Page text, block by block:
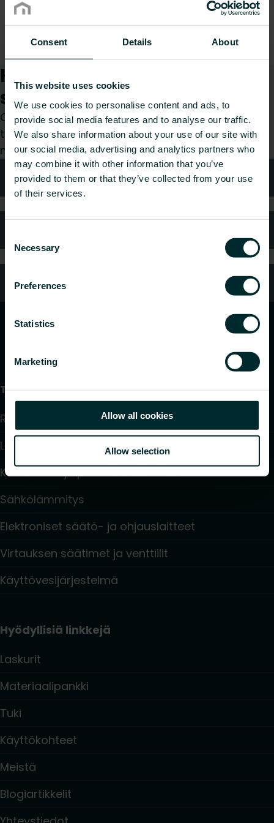
Consent Details About
This website uses cookies
We use cookies to personalise content and ads, to
provide social media features and to analyse our traffic.
We also share information about your use of our site with
our social media, advertising and analytics partners who
may combine it with other information that you’ve
provided to them or that they’ve collected from your use
of their services.
Selection
Necessary
Preferences
Statistics
Marketing
Allow all cookies
Allow selection
Kuinka voimme auttaa
sinua?
Olitpa sitten suunnittelija, asentaja, arkkitehti,
tukkumyyjä tai loppukäyttäjä, valitse kategoria ja
me hoidamme pyyntösi mielellämme.
Tekniken neuvonta
Oletko kuluttaja?
Tuotteet
Radiaattorit ja pyyhekuivaimet
Lattialämmitys ja -viilennys
Konvektorit ja puhallinkonvektorit
Sähkölämmitys
Elektroniset säätö- ja ohjauslaitteet
Virtauksen säätimet ja venttiilit
Käyttövesijärjestelmä
Hyödyllisiä linkkejä
Laskurit
Materiaalipankki
Tuki
Käyttökohteet
Meistä
Blogiartikkelit